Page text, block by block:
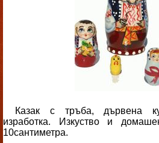
Казак с тръба, дървена
изработка. Изкуство и
10сантиметра.